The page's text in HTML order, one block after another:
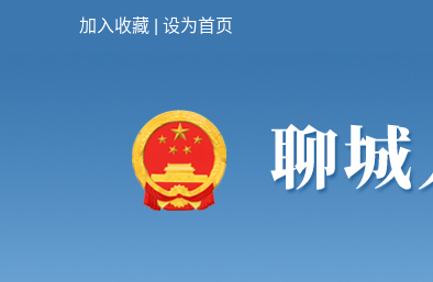
加入收藏 设为首页